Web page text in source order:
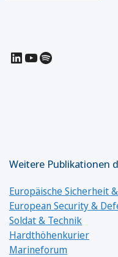
LinkedIn
YouTube
Spotify
Weitere Publikationen
Europäische Sicherheit
European Security &
Soldat & Technik
Hardthöhenkurier
Marineforum